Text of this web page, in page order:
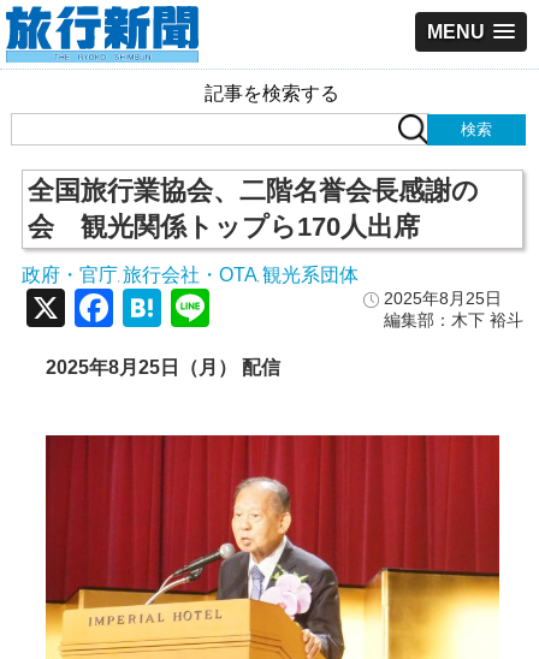
MENU
記事を検索する
全国旅行業協会、二階名誉会長感謝の
会 観光関係トップら170人出席
政府・官庁 旅行会社・OTA, 観光系団体
2025年8月25日
編集部：木下 裕斗
X Facebook
Hatena
2025年8月25日（月） 配信